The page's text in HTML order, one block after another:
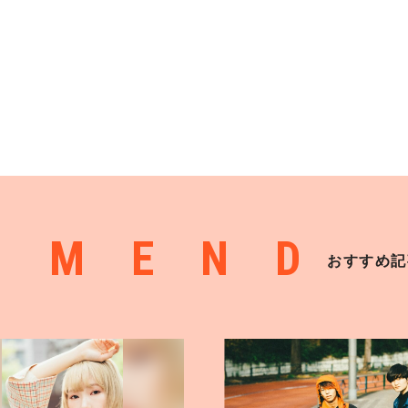
おすすめ